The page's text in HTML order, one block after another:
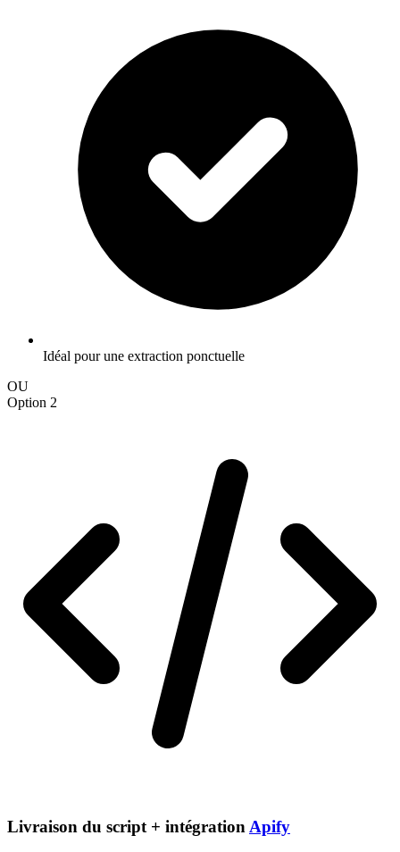
Idéal pour une extraction ponctuelle
OU
Option 2
Livraison du script + intégration Apify